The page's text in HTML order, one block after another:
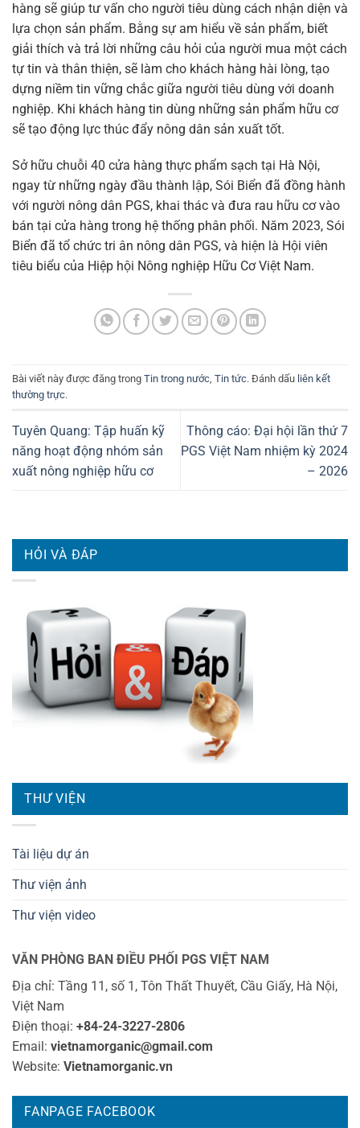
hàng sẽ giúp tư vấn cho người tiêu dùng cách nhận diện và
lựa chọn sản phẩm. Bằng sự am hiểu về sản phẩm, biết
giải thích và trả lời những câu hỏi của người mua một cách
tự tin và thân thiện, sẽ làm cho khách hàng hài lòng, tạo
dựng niềm tin vững chắc giữa người tiêu dùng với doanh
nghiệp. Khi khách hàng tin dùng những sản phẩm hữu cơ
sẽ tạo động lực thúc đẩy nông dân sản xuất tốt.
Sở hữu chuỗi 40 cửa hàng thực phẩm sạch tại Hà Nội,
ngay từ những ngày đầu thành lập, Sói Biển đã đồng hành
với người nông dân PGS, khai thác và đưa rau hữu cơ vào
bán tại cửa hàng trong hệ thống phân phối. Năm 2023, Sói
Biển đã tổ chức tri ân nông dân PGS, và hiện là Hội viên
tiêu biểu của Hiệp hội Nông nghiệp Hữu Cơ Việt Nam.
Bài viết này được đăng trong Tin trong nước Tin tức. Đánh dấu liên kết
thường trực.
Tuyên Quang: Tập huấn kỹ
năng hoạt động nhóm sản
xuất nông nghiệp hữu cơ
Thông cáo: Đại hội lần thứ 7
PGS Việt Nam nhiệm kỳ 2024
– 2026
HỎI VÀ ĐÁP
THƯ VIỆN
Tài liệu dự án
Thư viện ảnh
Thư viện video
VĂN PHÒNG BAN ĐIỀU PHỐI PGS VIỆT NAM
Địa chỉ: Tầng 11, số 1, Tôn Thất Thuyết, Cầu Giấy, Hà Nội,
Việt Nam
Điện thoại: +84-24-3227-2806
Email: vietnamorganic@gmail.com
Website: Vietnamorganic.vn
FANPAGE FACEBOOK